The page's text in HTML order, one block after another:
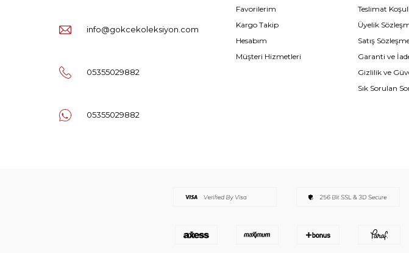
info@gokcekoleksiyon.com
05355029882
05355029882
Favorilerim
Kargo Takip
Hesabım
Müşteri Hizmetleri
Teslimat
Üyelik
Satış
Garanti ve
Gizlilik ve
Sık Sorulan